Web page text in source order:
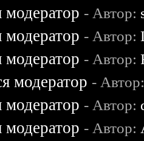
модератор - Автор:
модератор - Автор:
модератор - Автор:
модератор -
модератор - Автор:
модератор - Автор: